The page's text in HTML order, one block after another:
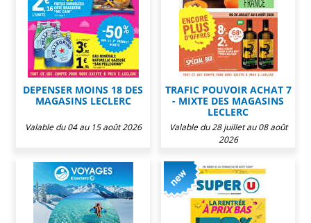
DEPENSER MOINS 18 DES
MAGASINS LECLERC
Valable du 04 au 15 août 2026
TRAFIC POUVOIR ACHAT 7
- MIXTE DES MAGASINS
LECLERC
Valable du 28 juillet au 08 août
2026